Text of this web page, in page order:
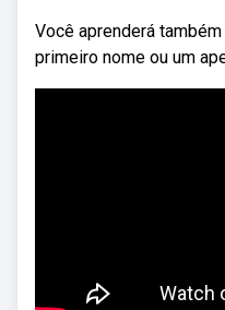
Você aprenderá
primeiro nome ou um